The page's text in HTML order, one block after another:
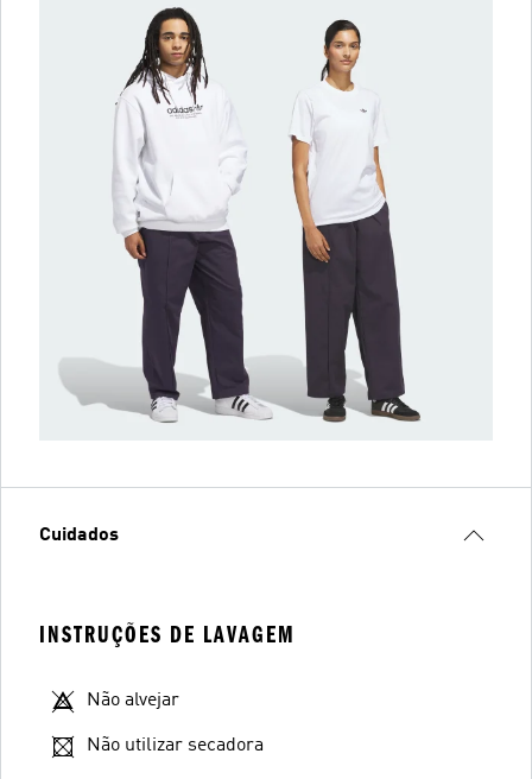
Cuidados
INSTRUÇÕES DE LAVAGEM
Não alvejar
Não utilizar secadora